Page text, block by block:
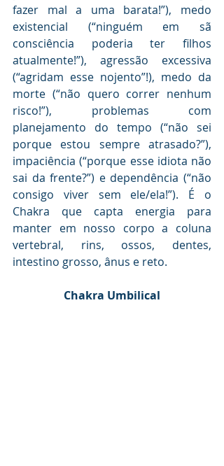
fazer mal a uma barata!”), medo
existencial (“ninguém em sã
consciência poderia ter filhos
atualmente!”), agressão excessiva
(“agridam esse nojento”!), medo da
morte (“não quero correr nenhum
risco!”), problemas com
planejamento do tempo (“não sei
porque estou sempre atrasado?”),
impaciência (“porque esse idiota não
sai da frente?”) e dependência (“não
consigo viver sem ele/ela!”). É o
Chakra que capta energia para
manter em nosso corpo a coluna
vertebral, rins, ossos, dentes,
intestino grosso, ânus e reto.
Chakra Umbilical